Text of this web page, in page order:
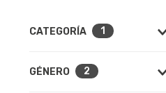
1
Calzado(9)
GÉNERO 2